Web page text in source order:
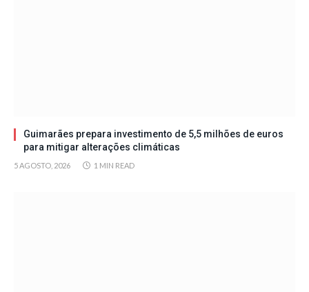
Guimarães prepara investimento de 5,5 milhões de euros
para mitigar alterações climáticas
5 AGOSTO, 2026 1 MIN READ